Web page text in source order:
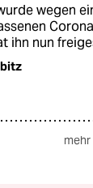
wegen
ihn nun